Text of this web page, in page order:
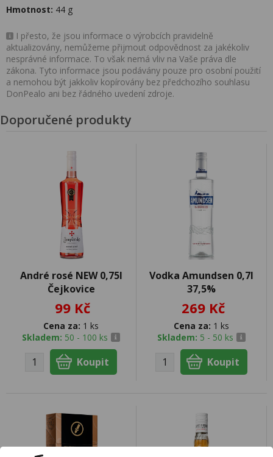
Hmotnost: 44 g
I přesto, že jsou informace o výrobcích pravidelně
aktualizovány, nemůžeme přijmout odpovědnost za jakékoliv
nesprávné informace. To však nemá vliv na Vaše práva dle
zákona. Tyto informace jsou podávány pouze pro osobní použití
a nemohou být jakkoliv kopírovány bez předchozího souhlasu
DonPealo ani bez řádného uvedení zdroje.
Doporučené produkty
André rosé NEW 0,75l
Čejkovice
99 Kč
Cena za: 1 ks
Skladem: 50 - 100 ks
Vodka Amundsen 0,7l
37,5%
269 Kč
Cena za: 1 ks
Skladem: 5 - 50 ks